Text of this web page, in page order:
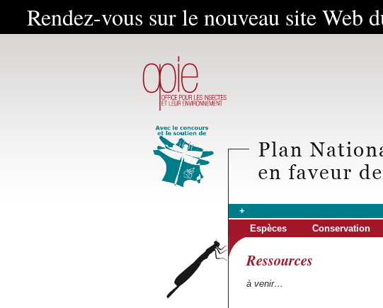
Rendez-vous sur le nouveau site Web
+
Espèces
Conservation
Ressources
à venir…